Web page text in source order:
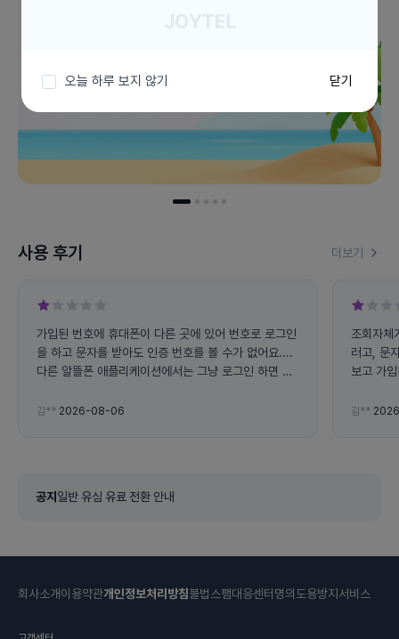
사용 후기 더보기
가입된 번호에 휴대폰이 다른 곳에 있어 번호로 로그인
을 하고 문자를 받아도 인증 번호를 볼 수가 없어요....
다른 알뜰폰 애플리케이션에서는 그냥 로그인 하면 사
하면 불편해요... 그리고 앱에서 자꾸 튕겨지고 문자 인
김** 2026-08-06
조회자체
러고, 문
보고 가
김**
공지 일반 유심 유료 전환 안내
회사소개이용약관개인정보처리방침불법스팸대응센터 명의도용방지서비스
오늘 하루 보지 않기 닫기